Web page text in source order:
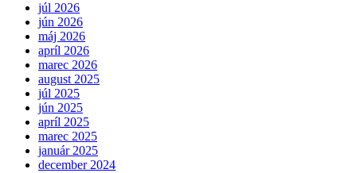
júl 2026
jún 2026
máj 2026
apríl 2026
marec 2026
august 2025
júl 2025
jún 2025
apríl 2025
marec 2025
január 2025
december 2024